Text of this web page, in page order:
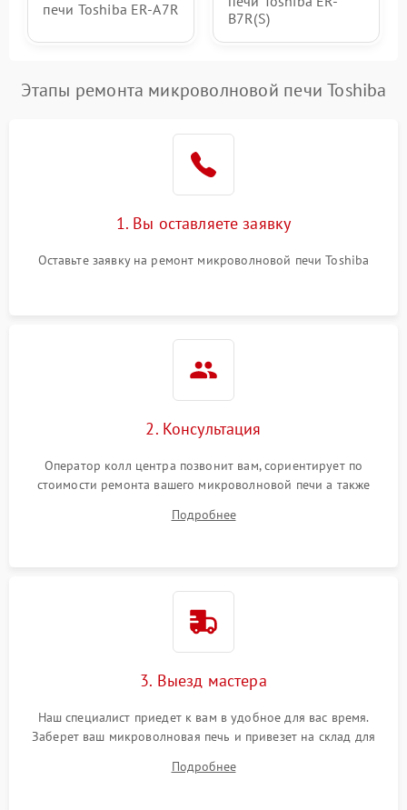
печи Toshiba ER-A7R
B7R(S)
Этапы ремонта микроволновой печи Toshiba
1. Вы оставляете заявку
Оставьте заявку на ремонт микроволновой печи Toshiba
2. Консультация
Оператор колл центра позвонит вам, сориентирует по
стоимости ремонта вашего микроволновой печи а также
Подробнее
3. Выезд мастера
Наш специалист приедет к вам в удобное для вас время.
Заберет ваш микроволновая печь и привезет на склад для
Подробнее